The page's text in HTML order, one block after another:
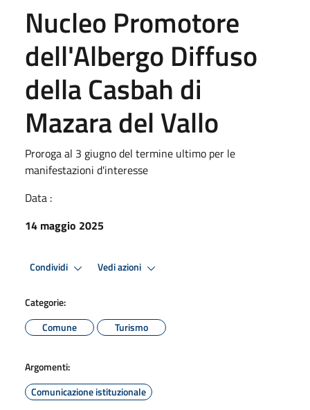
Nucleo Promotore
dell'Albergo Diffuso
della Casbah di
Mazara del Vallo
Proroga al 3 giugno del termine ultimo per le
manifestazioni d'interesse
Data :
14 maggio 2025
Condividi Vedi azioni
Categorie:
Comune
Turismo
Argomenti:
Comunicazione istituzionale